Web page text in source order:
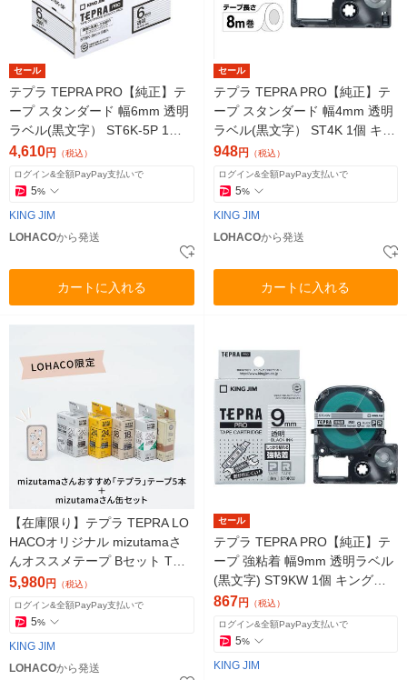
セール
テプラ TEPRA PRO【純正】テ
ープ スタンダード 幅6mm 透明
ラベル(黒文字） ST6K-5P 1セ
ット（5個入） キングジム
4,610円 （税込）
ログイン&全額PayPay支払いで
5%
KING JIM
LOHACOから発送
カートに入れる
セール
テプラ TEPRA PRO【純正】テ
ープ スタンダード 幅4mm 透明
ラベル(黒文字） ST4K 1個 キン
グジム
948円 （税込）
ログイン&全額PayPay支払いで
5%
KING JIM
LOHACOから発送
カートに入れる
【在庫限り】テプラ TEPRA LO
HACOオリジナル mizutamaさ
んオススメテープ Bセット THT
APE-MB キングジム
5,980円 （税込）
ログイン&全額PayPay支払いで
5%
KING JIM
LOHACOから発送
セール
テプラ TEPRA PRO【純正】テ
ープ 強粘着 幅9mm 透明ラベル
(黒文字) ST9KW 1個 キングジ
ム
867円 （税込）
ログイン&全額PayPay支払いで
5%
KING JIM